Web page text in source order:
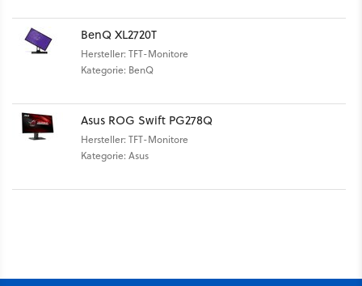
BenQ XL2720T
Hersteller: TFT-Monitore
Kategorie: BenQ
Asus ROG Swift PG278Q
Hersteller: TFT-Monitore
Kategorie: Asus